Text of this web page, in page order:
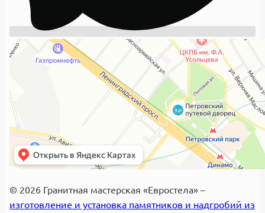
© 2026 Гранитная мастерская «Евростела» –
изготовление и установка памятников и надгробий из